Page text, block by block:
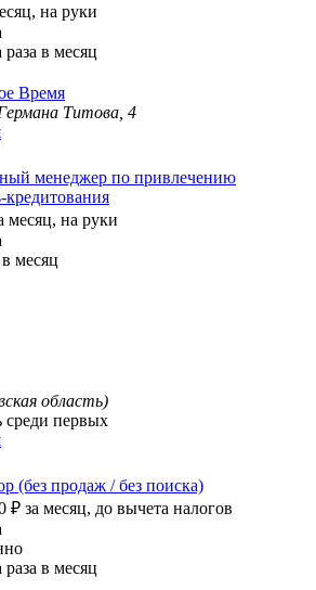
на руки
в месяц
Время
Титова, 4
менеджер по привлечению
кредитования
месяц, на руки
месяц
область)
среди первых
(без продаж / без поиска)
₽ за месяц, до вычета налогов
в месяц